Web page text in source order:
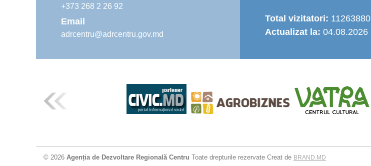
+373 268 2 26 92
Email
adrcentru@adrcentru.gov.md
Total vizitatori: 11263880
Actualizat la: 04.08.2026
© 2026 Agenția de Dezvoltare Regională Centru Toate drepturile rezervate Creat de BRAND.MD